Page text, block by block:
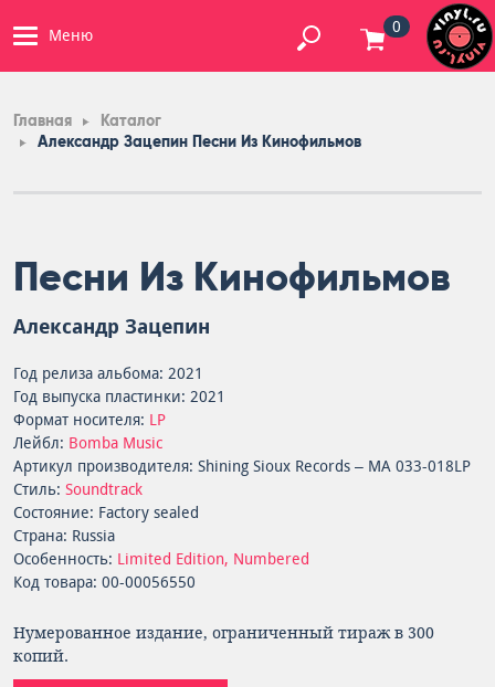
Меню 0
Главная
Каталог
Александр Зацепин Песни Из Кинофильмов
Песни Из Кинофильмов
Александр Зацепин
Год релиза альбома: 2021
Год выпуска пластинки: 2021
Формат носителя: LP
Лейбл: Bomba Music
Артикул производителя: Shining Sioux Records – MA 033-018LP
Стиль: Soundtrack
Состояние: Factory sealed
Страна: Russia
Особенность: Limited Edition, Numbered
Код товара: 00-00056550
Нумерованное издание, ограниченный тираж в 300
копий.